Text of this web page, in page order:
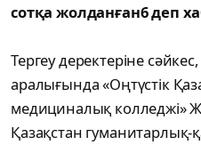
сотқа жолданған6 деп
Тергеу деректеріне
аралығында «Оңтүстік
медициналық колледжі»
Қазақстан